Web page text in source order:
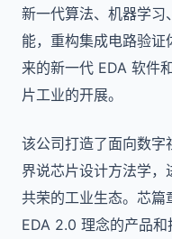
新一代算法、机器学习
能，重构集成电路验
来的新一代 EDA 软件
片工业的开展。
该公司打造了面向数
界说芯片设计方法学
共荣的工业生态。芯篇
EDA 2.0 理念的产品